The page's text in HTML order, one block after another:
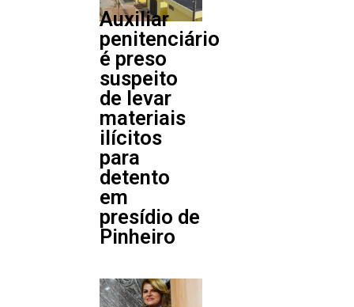
Auxiliar
penitenciário
é preso
suspeito
de levar
materiais
ilícitos
para
detento
em
presídio de
Pinheiro